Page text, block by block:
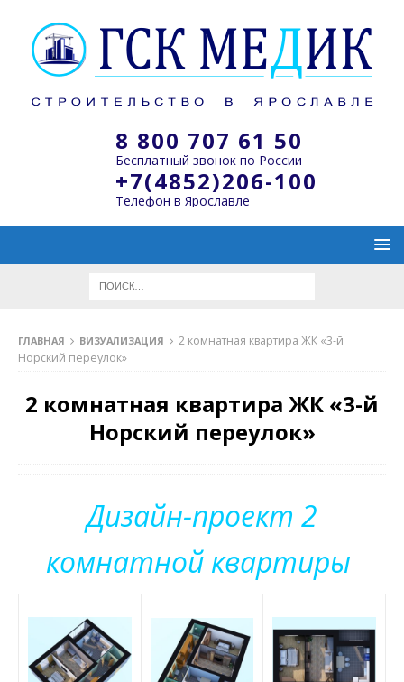
8 800 707 61 50
Бесплатный звонок по России
+7(4852)206-100
Телефон в Ярославле
ГЛАВНАЯ ВИЗУАЛИЗАЦИЯ
2 комнатная квартира ЖК «3-й
Норский переулок»
2 комнатная квартира ЖК «3-й
Норский переулок»
Дизайн-проект 2
комнатной квартиры